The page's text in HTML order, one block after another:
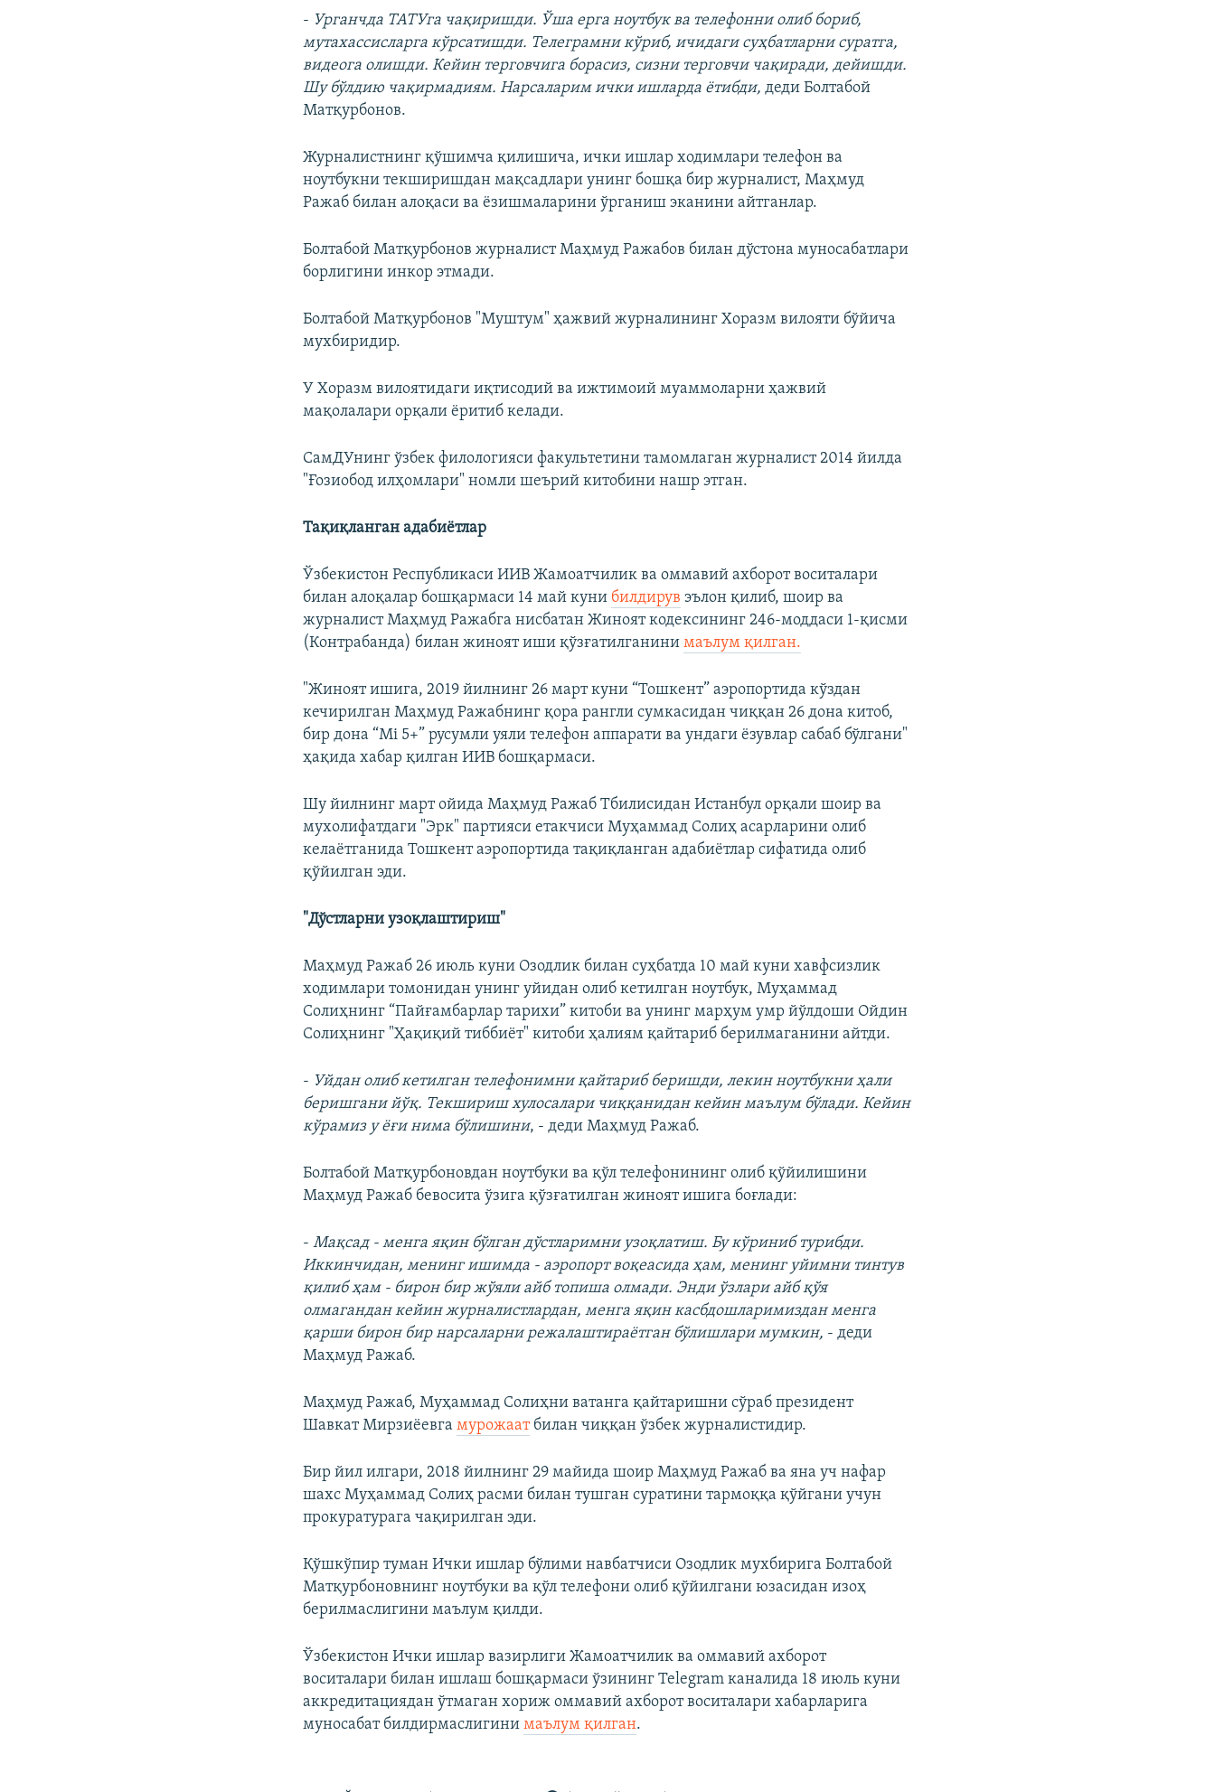
- Урганчда ТАТУга чақиришди. Ўша ерга ноутбук ва телефонни олиб бориб,
мутахассисларга кўрсатишди. Телеграмни кўриб, ичидаги суҳбатларни суратга,
видеога олишди. Кейин терговчига борасиз, сизни терговчи чақиради, дейишди.
Шу бўлдию чақирмадиям. Нарсаларим ички ишларда ётибди, деди Болтабой
Матқурбонов.
Журналистнинг қўшимча қилишича, ички ишлар ходимлари телефон ва
ноутбукни текширишдан мақсадлари унинг бошқа бир журналист, Маҳмуд
Ражаб билан алоқаси ва ёзишмаларини ўрганиш эканини айтганлар.
Болтабой Матқурбонов журналист Маҳмуд Ражабов билан дўстона муносабатлари
борлигини инкор этмади.
Болтабой Матқурбонов "Муштум" ҳажвий журналининг Хоразм вилояти бўйича
мухбиридир.
У Хоразм вилоятидаги иқтисодий ва ижтимоий муаммоларни ҳажвий
мақолалари орқали ёритиб келади.
СамДУнинг ўзбек филологияси факультетини тамомлаган журналист 2014 йилда
"Ғозиобод илҳомлари" номли шеърий китобини нашр этган.
Тақиқланган адабиётлар
Ўзбекистон Республикаси ИИВ Жамоатчилик ва оммавий ахборот воситалари
билан алоқалар бошқармаси 14 май куни билдирув эълон қилиб, шоир ва
журналист Маҳмуд Ражабга нисбатан Жиноят кодексининг 246-моддаси 1-қисми
(Контрабанда) билан жиноят иши қўзғатилганинимаълум қилган.
"Жиноят ишига, 2019 йилнинг 26 март куни “Тошкент” аэропортида кўздан
кечирилган Маҳмуд Ражабнинг қора рангли сумкасидан чиққан 26 дона китоб,
бир дона “Mi 5+” русумли уяли телефон аппарати ва ундаги ёзувлар сабаб бўлгани"
ҳақида хабар қилган ИИВ бошқармаси.
Шу йилнинг март ойида Маҳмуд Ражаб Тбилисидан Истанбул орқали шоир ва
мухолифатдаги "Эрк" партияси етакчиси Муҳаммад Солиҳ асарларини олиб
келаётганида Тошкент аэропортида тақиқланган адабиётлар сифатида олиб
қўйилган эди.
"Дўстларни узоқлаштириш"
Маҳмуд Ражаб 26 июль куни Озодлик билан суҳбатда 10 май куни хавфсизлик
ходимлари томонидан унинг уйидан олиб кетилган ноутбук, Муҳаммад
Солиҳнинг “Пайғамбарлар тарихи” китоби ва унинг марҳум умр йўлдоши Ойдин
Солиҳнинг "Ҳақиқий тиббиёт" китоби ҳалиям қайтариб берилмаганини айтди.
- Уйдан олиб кетилган телефонимни қайтариб беришди, лекин ноутбукни ҳали
беришгани йўқ. Текшириш хулосалари чиққанидан кейин маълум бўлади. Кейин
кўрамиз у ёғи нима бўлишини, - деди Маҳмуд Ражаб.
Болтабой Матқурбоновдан ноутбуки ва қўл телефонининг олиб қўйилишини
Маҳмуд Ражаб бевосита ўзига қўзғатилган жиноят ишига боғлади:
-Мақсад - менга яқин бўлган дўстларимни узоқлатиш. Бу кўриниб турибди.
Иккинчидан, менинг ишимда - аэропорт воқеасида ҳам, менинг уйимни тинтув
қилиб ҳам - бирон бир жўяли айб топиша олмади. Энди ўзлари айб қўя
олмагандан кейин журналистлардан, менга яқин касбдошларимиздан менга
қарши бирон бир нарсаларни режалаштираётган бўлишлари мумкин, - деди
Маҳмуд Ражаб.
Маҳмуд Ражаб, Муҳаммад Солиҳни ватанга қайтаришни сўраб президент
Шавкат Мирзиёевгамурожаатбилан чиққан ўзбек журналистидир.
Бир йил илгари, 2018 йилнинг 29 майида шоир Маҳмуд Ражаб ва яна уч нафар
шахс Муҳаммад Солиҳ расми билан тушган суратини тармоққа қўйгани учун
прокуратурага чақирилган эди.
Қўшкўпир туман Ички ишлар бўлими навбатчиси Озодлик мухбирига Болтабой
Матқурбоновнинг ноутбуки ва қўл телефони олиб қўйилгани юзасидан изоҳ
берилмаслигини маълум қилди.
Ўзбекистон Ички ишлар вазирлиги Жамоатчилик ва оммавий ахборот
воситалари билан ишлаш бошқармаси ўзининг Telegram каналида 18 июль куни
аккредитациядан ўтмаган хориж оммавий ахборот воситалари хабарларига
муносабат билдирмаслигинимаълум қилган.